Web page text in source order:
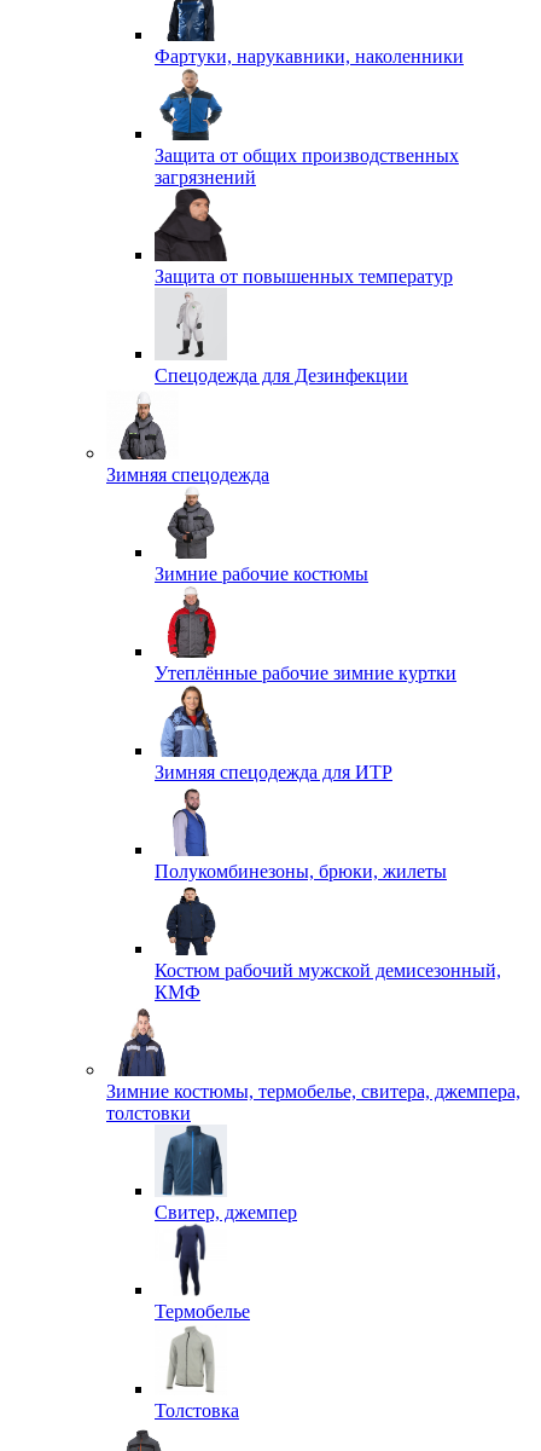
Фартуки, нарукавники, наколенники
Защита от общих производственных
загрязнений
Защита от повышенных температур
Спецодежда для Дезинфекции
Зимняя спецодежда
Зимние рабочие костюмы
Утеплённые рабочие зимние куртки
Зимняя спецодежда для ИТР
Полукомбинезоны, брюки, жилеты
Костюм рабочий мужской демисезонный,
КМФ
Зимние костюмы, термобелье, свитера, джемпера,
толстовки
Свитер, джемпер
Термобелье
Толстовка